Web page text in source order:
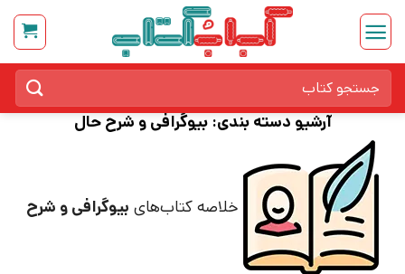
Skip
content
برای:
آرشیو دسته بندی:بیوگرافی و شرح حال
خلاصه کتاب‌های بیوگرافی و شرح